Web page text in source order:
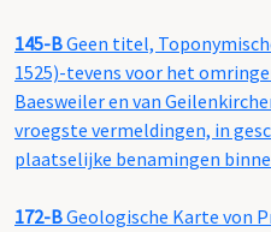
145-BGeen titel,
1525)-tevens voor het
Baesweiler en van
vroegste vermeldingen, in
plaatselijke benamingen
172-BGeologische Karte von